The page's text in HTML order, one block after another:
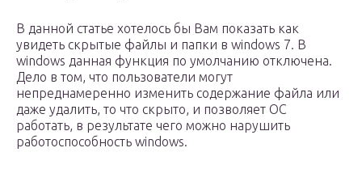
В данной статье хотелось бы Вам показать как
увидеть скрытые файлы и папки в windows 7. В
windows данная функция по умолчанию отключена.
Дело в том, что пользователи могут
непреднамеренно изменить содержание файла или
даже удалить, то что скрыто, и позволяет ОС
работать, в результате чего можно нарушить
работоспособность windows.